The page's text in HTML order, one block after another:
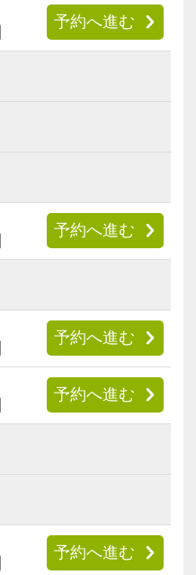
予約へ進む
予約へ進む
予約へ進む
予約へ進む
予約へ進む